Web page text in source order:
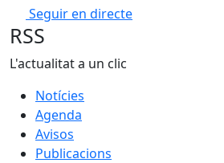
Seguir en directe
RSS
L'actualitat a un clic
Notícies
Agenda
Avisos
Publicacions